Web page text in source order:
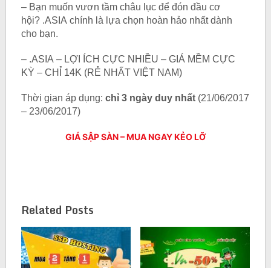
– Bạn muốn vươn tầm châu lục để đón đầu cơ
hội? .ASIA chính là lựa chọn hoàn hảo nhất dành
cho bạn.
– .ASIA – LỢI ÍCH CỰC NHIỀU – GIÁ MỀM CỰC
KỲ – CHỈ 14K (RẺ NHẤT VIỆT NAM)
Thời gian áp dụng: chỉ 3 ngày duy nhất (21/06/2017
– 23/06/2017)
GIÁ SẬP SÀN – MUA NGAY KẺO LỠ
Related Posts